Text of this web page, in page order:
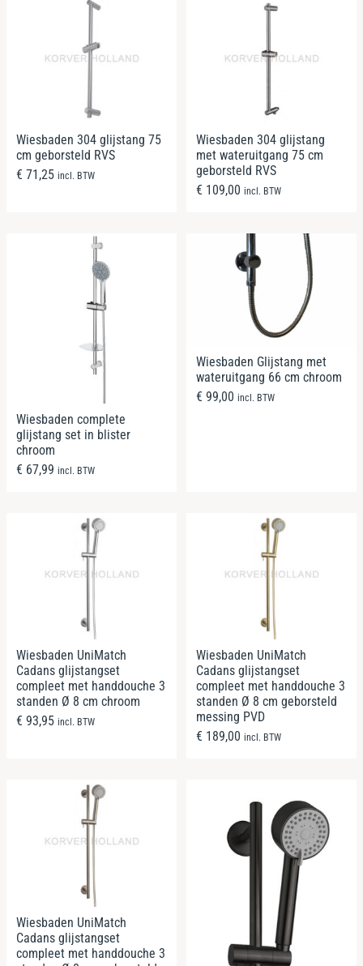
Wiesbaden 304 glijstang 75
cm geborsteld RVS
€ 71,25 incl. BTW
Wiesbaden 304 glijstang
met wateruitgang 75 cm
geborsteld RVS
€ 109,00 incl. BTW
Wiesbaden complete
glijstang set in blister
chroom
€ 67,99 incl. BTW
Wiesbaden Glijstang met
wateruitgang 66 cm chroom
€ 99,00 incl. BTW
Wiesbaden UniMatch
Cadans glijstangset
compleet met handdouche 3
standen Ø 8 cm chroom
€ 93,95 incl. BTW
Wiesbaden UniMatch
Cadans glijstangset
compleet met handdouche 3
standen Ø 8 cm geborsteld
messing PVD
€ 189,00 incl. BTW
Wiesbaden UniMatch
Cadans glijstangset
compleet met handdouche 3